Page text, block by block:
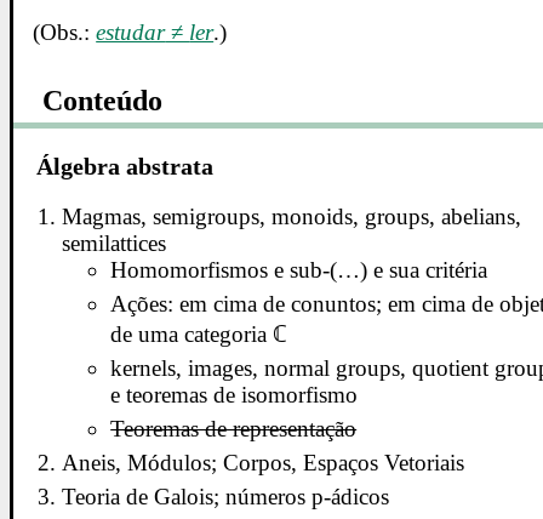
(Obs.:estudar≠ ler.)
Conteúdo
Álgebra abstrata
Magmas, semigroups, monoids, groups, abelians,
semilattices
Homomorfismos e sub-(…) e sua critéria
Ações: em cima de conuntos; em cima de
de uma categoria ℂ
kernels, images, normal groups, quotient
e teoremas de isomorfismo
Teoremas de representação
Aneis, Módulos; Corpos, Espaços Vetoriais
Teoria de Galois; números p-ádicos